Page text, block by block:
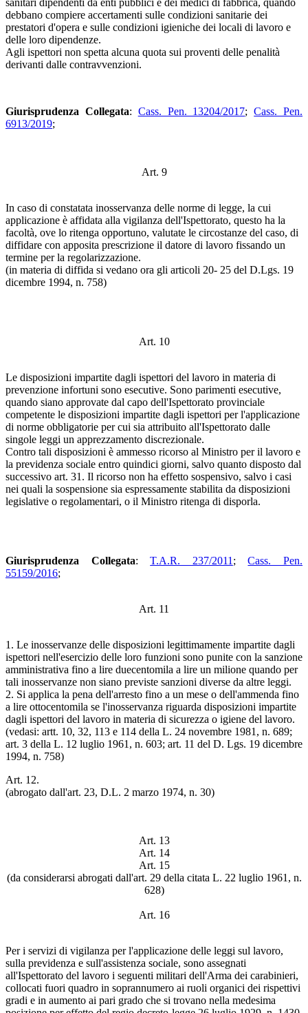
debbano compiere accertamenti sulle condizioni sanitarie dei
prestatori d'opera e sulle condizioni igieniche dei locali di lavoro e
delle loro dipendenze.
Agli ispettori non spetta alcuna quota sui proventi delle penalità
derivanti dalle contravvenzioni.
Giurisprudenza Collegata: Cass. Pen. 13204/2017;Cass. Pen.
6913/2019;
Art. 9
In caso di constatata inosservanza delle norme di legge, la cui
applicazione è affidata alla vigilanza dell'Ispettorato, questo ha la
facoltà, ove lo ritenga opportuno, valutate le circostanze del caso, di
diffidare con apposita prescrizione il datore di lavoro fissando un
termine per la regolarizzazione.
(in materia di diffida si vedano ora gli articoli 20- 25 del D.Lgs. 19
dicembre 1994, n. 758)
Art. 10
Le disposizioni impartite dagli ispettori del lavoro in materia di
prevenzione infortuni sono esecutive. Sono parimenti esecutive,
quando siano approvate dal capo dell'Ispettorato provinciale
competente le disposizioni impartite dagli ispettori per l'applicazione
di norme obbligatorie per cui sia attribuito all'Ispettorato dalle
singole leggi un apprezzamento discrezionale.
Contro tali disposizioni è ammesso ricorso al Ministro per il lavoro e
la previdenza sociale entro quindici giorni, salvo quanto disposto dal
successivo art. 31. Il ricorso non ha effetto sospensivo, salvo i casi
nei quali la sospensione sia espressamente stabilita da disposizioni
legislative o regolamentari, o il Ministro ritenga di disporla.
Giurisprudenza Collegata:T.A.R. 237/2011 ;Cass. Pen.
55159/2016;
Art. 11
1. Le inosservanze delle disposizioni legittimamente impartite dagli
ispettori nell'esercizio delle loro funzioni sono punite con la sanzione
amministrativa fino a lire duecentomila a lire un milione quando per
tali inosservanze non siano previste sanzioni diverse da altre leggi.
2. Si applica la pena dell'arresto fino a un mese o dell'ammenda fino
a lire ottocentomila se l'inosservanza riguarda disposizioni impartite
dagli ispettori del lavoro in materia di sicurezza o igiene del lavoro.
(vedasi: artt. 10, 32, 113 e 114 della L. 24 novembre 1981, n. 689;
art. 3 della L. 12 luglio 1961, n. 603; art. 11 del D. Lgs. 19 dicembre
1994, n. 758)
Art. 12.
(abrogato dall'art. 23, D.L. 2 marzo 1974, n. 30)
Art. 13
Art. 14
Art. 15
(da considerarsi abrogati dall'art. 29 della citata L. 22 luglio 1961, n.
628)
Art. 16
Per i servizi di vigilanza per l'applicazione delle leggi sul lavoro,
sulla previdenza e sull'assistenza sociale, sono assegnati
all'Ispettorato del lavoro i seguenti militari dell'Arma dei carabinieri,
collocati fuori quadro in soprannumero ai ruoli organici dei rispettivi
gradi e in aumento ai pari grado che si trovano nella medesima